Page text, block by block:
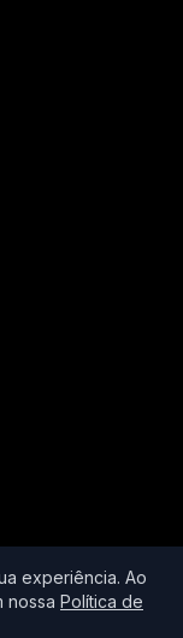
experiência. Ao
nossa Política de